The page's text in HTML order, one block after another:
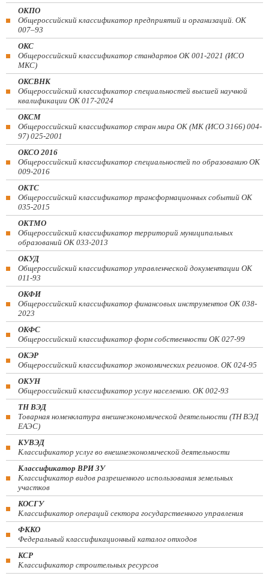
ОКПО
Общероссийский классификатор предприятий и организаций. ОК
007–93
ОКС
Общероссийский классификатор стандартов ОК 001-2021 (ИСО
МКС)
ОКСВНК
Общероссийский классификатор специальностей высшей научной
квалификации ОК 017-2024
ОКСМ
Общероссийский классификатор стран мира ОК (МК (ИСО 3166) 004-
97) 025-2001
ОКСО 2016
Общероссийский классификатор специальностей по образованию ОК
009-2016
ОКТС
Общероссийский классификатор трансформационных событий ОК
035-2015
ОКТМО
Общероссийский классификатор территорий муниципальных
образований ОК 033-2013
ОКУД
Общероссийский классификатор управленческой документации ОК
011-93
ОКФИ
Общероссийский классификатор финансовых инструментов OK 038-
2023
ОКФС
Общероссийский классификатор форм собственности ОК 027-99
ОКЭР
Общероссийский классификатор экономических регионов. ОК 024-95
ОКУН
Общероссийский классификатор услуг населению. ОК 002-93
ТН ВЭД
Товарная номенклатура внешнеэкономической деятельности (ТН ВЭД
ЕАЭС)
КУВЭД
Классификатор услуг во внешнеэкономической деятельности
Классификатор ВРИ ЗУ
Классификатор видов разрешенного использования земельных
участков
КОСГУ
Классификатор операций сектора государственного управления
ФККО
Федеральный классификационный каталог отходов
КСР
Классификатор строительных ресурсов